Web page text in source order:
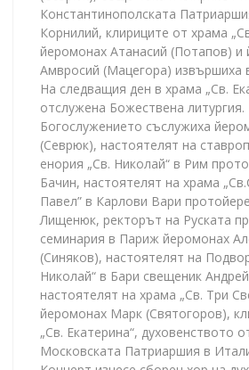
Константинополската
Корнилий, клириците от храма
йеромонах Атанасий (Потапов) и
Амвросий (Мацегора) извършиха
На следващия ден в храма „Св.
отслужена Божествена литургия.
Богослужението съслужиха
(Севрюк), настоятелят на
енория „Св. Николай“ в Рим
Бачин, настоятелят на храма
Павел” в Карлови Вари
Лищенюк, ректорът на Руската
семинария в Париж йеромонах
(Синяков), настоятелят на
Николай“ в Бари свещеник
настоятелят на храма „Св. Три
йеромонах Марк (Святогоров),
„Св. Екатерина“, духовенството
Московската Патриаршия в